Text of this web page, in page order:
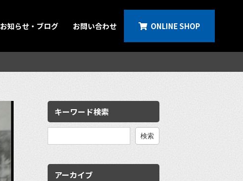
お知らせ・ブログ お問い合わせ ONLINE SHOP
キーワード検索
検
アーカイブ